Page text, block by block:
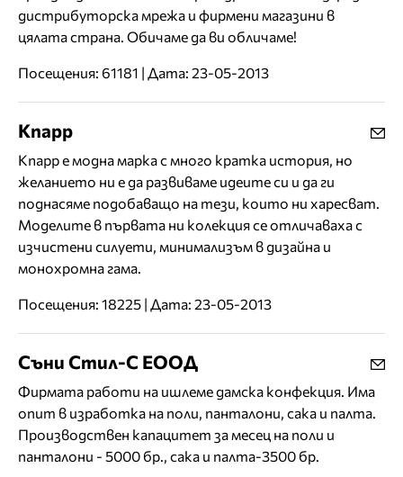
дистрибуторска мрежа и фирмени магазини в
цялата страна. Обичаме да ви обличаме!
Посещения: 61181 | Дата: 23-05-2013
Knapp
Knapp е модна марка с много кратка история, но
желанието ни е да развиваме идеите си и да ги
поднасяме подобаващо на тези, които ни харесват.
Моделите в първата ни колекция се отличаваха с
изчистени силуети, минимализъм в дизайна и
монохромна гама.
Посещения: 18225 | Дата: 23-05-2013
Съни Стил-С ЕООД
Фирмата работи на ишлеме дамска конфекция. Има
опит в изработка на поли, панталони, сака и палта.
Производствен капацитет за месец на поли и
панталони - 5000 бр., сака и палта-3500 бр.